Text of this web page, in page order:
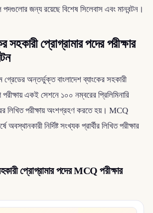
পদগুলোর জন্য রয়েছে বিশেষ সিলেবাস এবং মানবন্টন।
সহকারী প্রোগ্রামার পদের পরীক্ষার
অন্তর্ভুক্ত বাংলাদেশ ব্যাংকের সহকারী
একই সেশনে ১০০ নম্বরের প্রিলিমিনারি
লিখিত পরীক্ষায় অংশগ্রহণ করতে হয়। MCQ
অবস্থানকারী নির্দিষ্ট সংখ্যক প্রার্থীর লিখিত পরীক্ষার
প্রোগ্রামার পদের MCQ পরীক্ষার